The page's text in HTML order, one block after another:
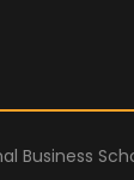
Business